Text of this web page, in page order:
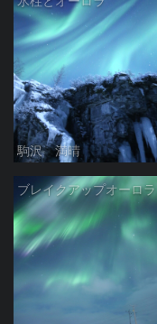
駒沢 満晴
ブレイクアップオーロラ